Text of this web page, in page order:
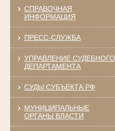
СПРАВОЧНАЯ
ИНФОРМАЦИЯ
ПРЕСС-СЛУЖБА
УПРАВЛЕНИЕ СУДЕБНОГО
ДЕПАРТАМЕНТА
СУДЫ СУБЪЕКТА РФ
МУНИЦИПАЛЬНЫЕ
ОРГАНЫ ВЛАСТИ